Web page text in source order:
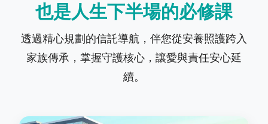
也是人生下半場的必修課
透過精心規劃的信託導航，伴您從安養照護跨入
家族傳承，掌握守護核心，讓愛與責任安心延
續。